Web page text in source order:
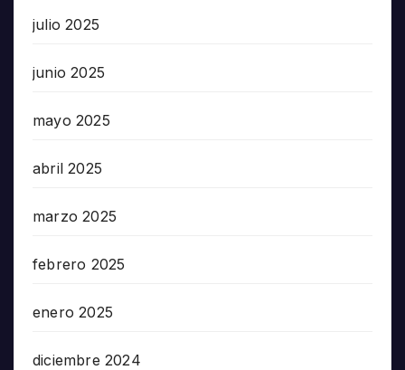
julio 2025
junio 2025
mayo 2025
abril 2025
marzo 2025
febrero 2025
enero 2025
diciembre 2024